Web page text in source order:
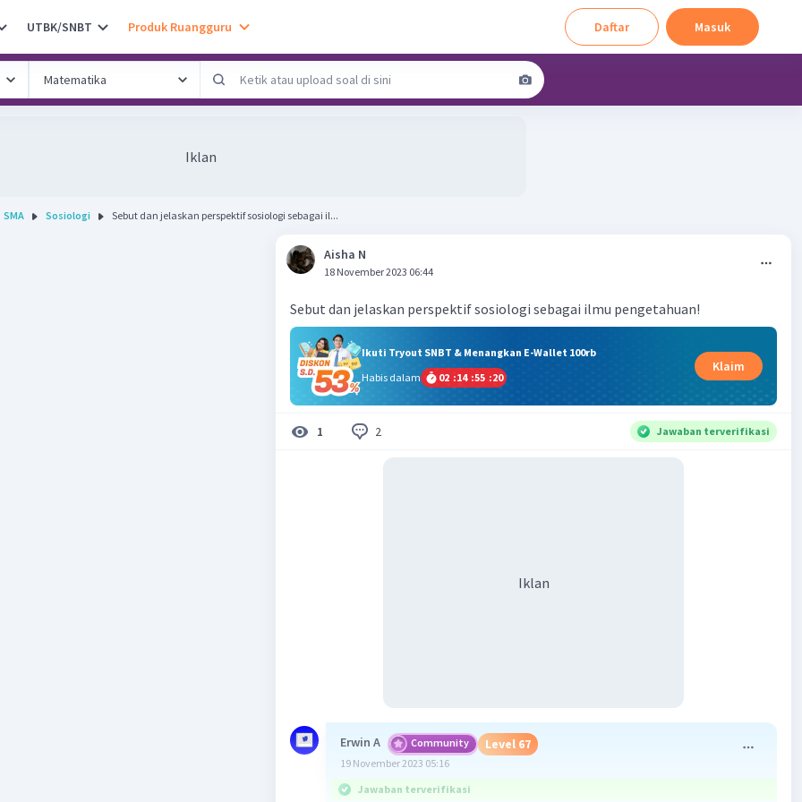
UTBK/SNBT Produk Ruangguru Daftar Masuk
Iklan
SMA Sosiologi Sebut dan jelaskan perspektif sosiologi sebagai il...
Aisha N
18 November 2023 06:44
Sebut dan jelaskan perspektif sosiologi sebagai ilmu pengetahuan!
Ikuti Tryout SNBT & Menangkan E-Wallet 100rb
Habis dalam
02 :14 :55 :19
Klaim
1 2 Jawaban terverifikasi
Iklan
Erwin A Community Level 67
19 November 2023 05:16
Jawaban terverifikasi